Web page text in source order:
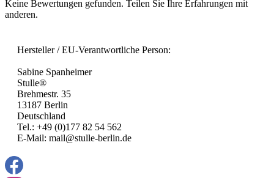
Keine Bewertungen gefunden. Teilen Sie Ihre Erfahrungen mit
anderen.
Hersteller / EU-Verantwortliche Person:
Sabine Spanheimer
Stulle®
Brehmestr. 35
13187 Berlin
Deutschland
Tel.: +49 (0)177 82 54 562
E-Mail: mail@stulle-berlin.de